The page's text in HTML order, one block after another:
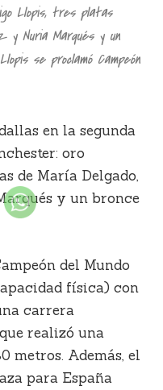
Llopis, tres platas
y Nuria Marqués y un
se proclamó Campeón
en la segunda
oro
de María Delgado,
y un bronce
del Mundo
física) con
carrera
realizó una
metros. Además, el
para España